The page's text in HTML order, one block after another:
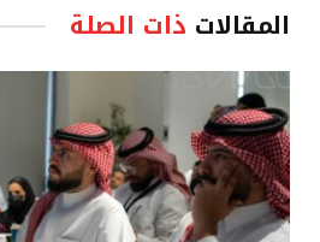
المقالات ذات الصلة